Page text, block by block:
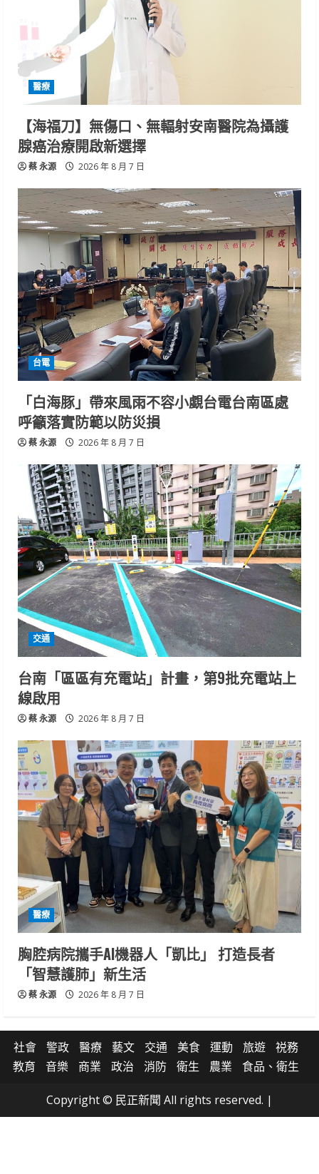
醫療
【海福刀】無傷口、無輻射安南醫院為攝護
腺癌治療開啟新選擇
蔡 永源 2026 年 8 月 7 日
台電
「白海豚」帶來風雨不容小覷台電台南區處
呼籲落實防範以防災損
蔡 永源 2026 年 8 月 7 日
交通
台南「區區有充電站」計畫，第9批充電站上
線啟用
蔡 永源 2026 年 8 月 7 日
醫療
胸腔病院攜手AI機器人「凱比」 打造長者
「智慧護肺」新生活
蔡 永源 2026 年 8 月 7 日
社會 警政 醫療 藝文 交通 美食 運動 旅遊
祱務
教育
音樂 商業 政治 消防 衛生 農業 食品、衛生
Copyright © 民正新聞 All rights reserved. |